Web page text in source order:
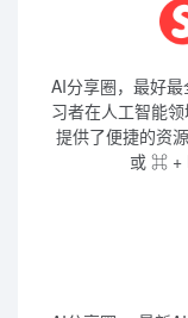
AI分享圈，最好
习者在人工智能
提供了便捷的资
或 ⌘ +